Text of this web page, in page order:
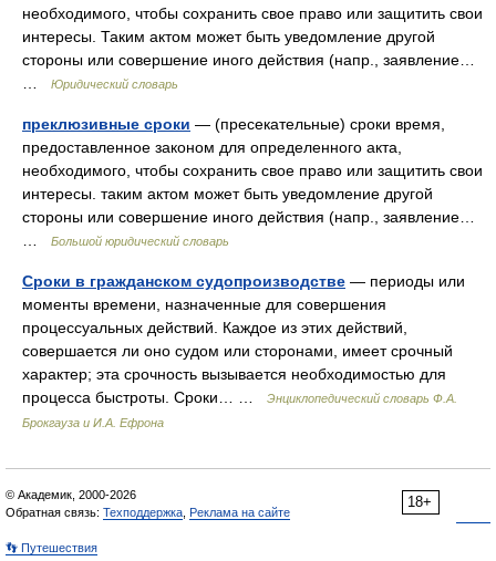
необходимого, чтобы сохранить свое право или защитить свои
интересы. Таким актом может быть уведомление другой
стороны или совершение иного действия (напр., заявление…
Юридический словарь
преклюзивные сроки — (пресекательные) сроки время,
предоставленное законом для определенного акта,
необходимого, чтобы сохранить свое право или защитить свои
интересы. таким актом может быть уведомление другой
стороны или совершение иного действия (напр., заявление…
Большой юридический словарь
Сроки в гражданском судопроизводстве — периоды или
моменты времени, назначенные для совершения
процессуальных действий. Каждое из этих действий,
совершается ли оно судом или сторонами, имеет срочный
характер; эта срочность вызывается необходимостью для
процесса быстроты. Сроки… …
Энциклопедический словарь Ф.А.
Брокгауза и И.А. Ефрона
18+
© Академик, 2000-2026
Обратная связь: Техподдержка Реклама на сайте
👣 Путешествия